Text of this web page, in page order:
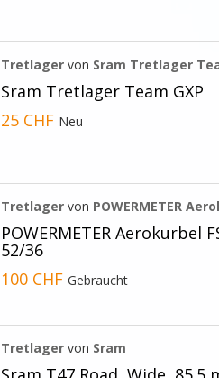
Tretlager von Sram Tretlager
Sram Tretlager Team GXP
25 CHF Neu
Tretlager von POWERMETER
POWERMETER Aerokurbel
52/36
100 CHFGebraucht
Tretlager von Sram